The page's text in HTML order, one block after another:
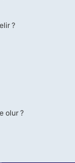
?
olur ?